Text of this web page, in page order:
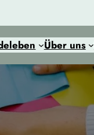
Über uns